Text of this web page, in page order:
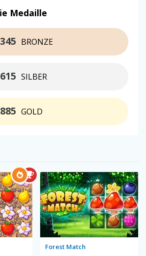
Medaille
BRONZE
SILBER
GOLD
Forest Match